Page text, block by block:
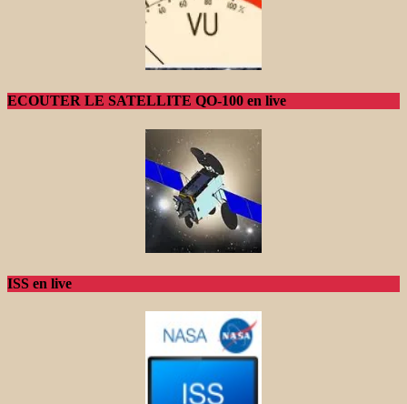
ECOUTER LE SATELLITE QO-100 en live
ISS en live